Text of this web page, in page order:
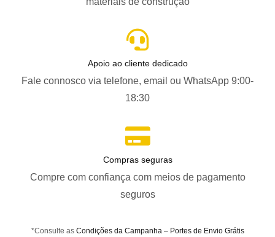
Apoio ao cliente dedicado
Fale connosco via telefone, email ou WhatsApp 9:00-
18:30
Compras seguras
Compre com confiança com meios de pagamento
seguros
*Consulte as Condições da Campanha – Portes de Envio Grátis